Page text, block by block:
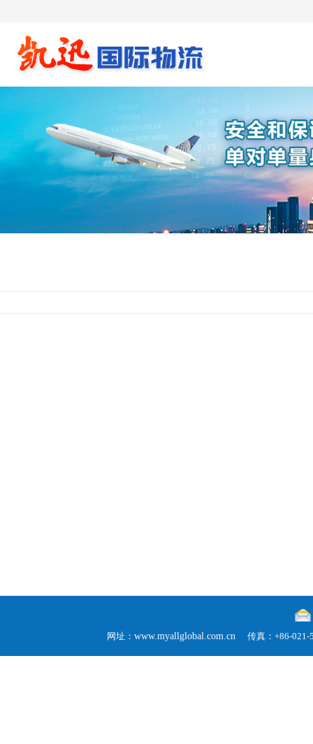
网址： www.myallglobal.com.cn 传真：+86-021-